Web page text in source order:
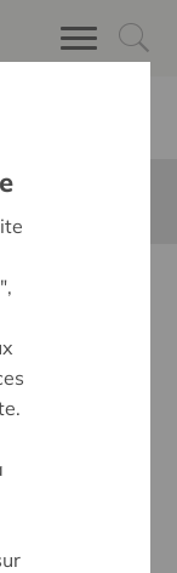
sans
de
à la société